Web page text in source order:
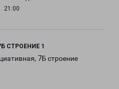
21:00
СТРОЕНИЕ 1
7Б строение